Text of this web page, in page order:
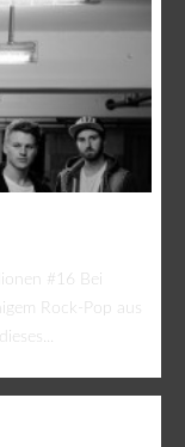
#16 Bei
Rock-Pop aus